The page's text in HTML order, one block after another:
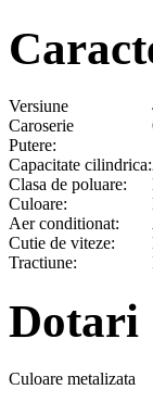
Versiune
Caroserie
Putere:
Capacitate cilindrica:
Clasa de poluare:
Culoare:
Aer conditionat:
Cutie de viteze:
Tractiune:
Dotari
Culoare metalizata